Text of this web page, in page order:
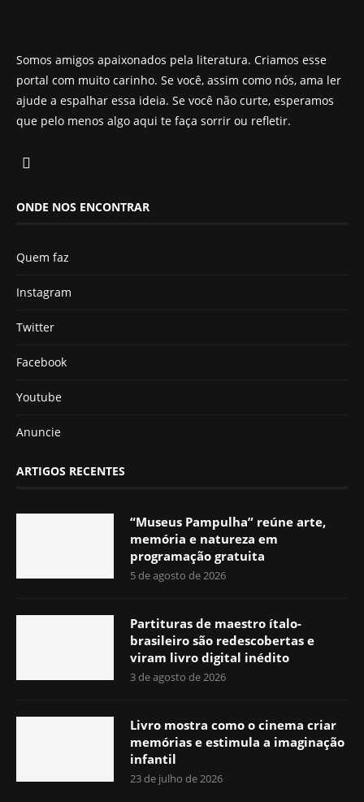
Somos amigos apaixonados pela literatura. Criamos esse
portal com muito carinho. Se você, assim como nós, ama ler
ajude a espalhar essa ideia. Se você não curte, esperamos
que pelo menos algo aqui te faça sorrir ou refletir.
ONDE NOS ENCONTRAR
Quem faz
Instagram
Twitter
Facebook
Youtube
Anuncie
ARTIGOS RECENTES
“Museus Pampulha” reúne arte,
memória e natureza em
programação gratuita
5 de agosto de 2026
Partituras de maestro ítalo-
brasileiro são redescobertas e
viram livro digital inédito
3 de agosto de 2026
Livro mostra como o cinema criar
memórias e estimula a imaginação
infantil
23 de julho de 2026